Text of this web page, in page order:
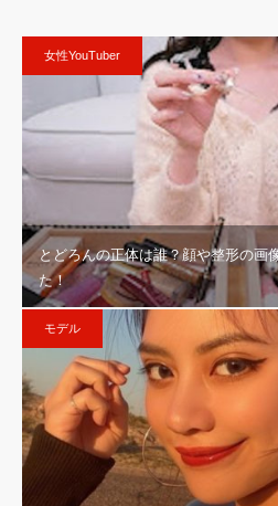
女性YouTuber
とどろんの正体は誰？顔や整形の画
た！
モデル